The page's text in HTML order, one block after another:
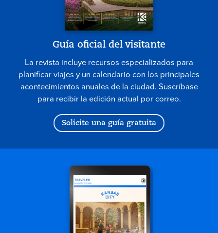
Guía oficial del visitante
La revista incluye recursos especializados para
planificar viajes y un calendario con los principales
acontecimientos anuales de la ciudad. Suscríbase
para recibir la edición actual por correo.
Solicite una guía gratuita